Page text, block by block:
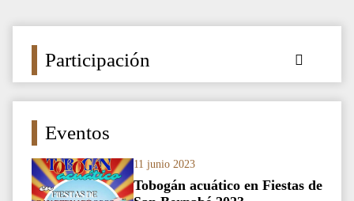
Participación
Eventos
11 junio 2023
Tobogán acuático en Fiestas de